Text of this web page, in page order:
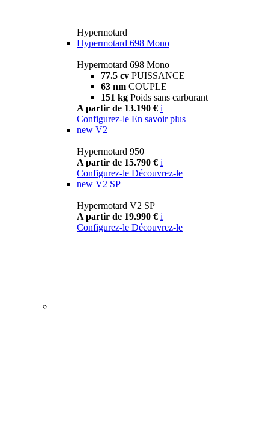
Hypermotard
Hypermotard 698 Mono
Hypermotard 698 Mono
77.5 cv PUISSANCE
63 nm COUPLE
151 kg Poids sans carburant
A partir de 13.190 € i
Configurez-le En savoir plus
new V2
Hypermotard 950
A partir de 15.790 € i
Configurez-le Découvrez-le
new V2 SP
Hypermotard V2 SP
A partir de 19.990 € i
Configurez-le Découvrez-le